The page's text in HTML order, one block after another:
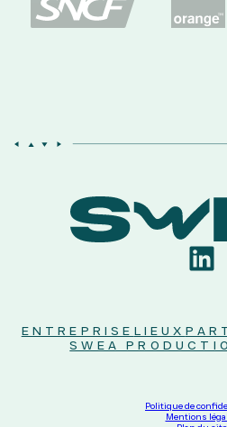
ENTREPRISE LIEUX
SWEA
Politique de
Mentions